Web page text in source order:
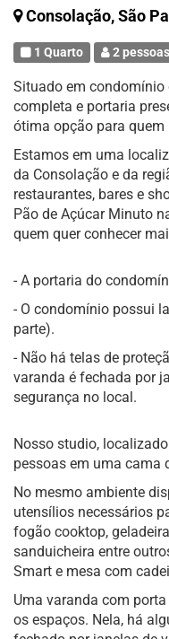
Consolação, São
1 Quarto 2 pessoas
Situado em
completa e portaria
ótima opção para
Estamos em uma
da Consolação e da
restaurantes, bares e
Pão de Açúcar Minuto
quem quer conhecer
- A portaria do
- O condomínio possui
parte).
- Não há telas de
varanda é fechada por
segurança no local.
Nosso studio,
pessoas em uma cama
No mesmo ambiente
utensílios necessários
fogão cooktop,
sanduicheira entre
Smart e mesa com
Uma varanda com
os espaços. Nela, há